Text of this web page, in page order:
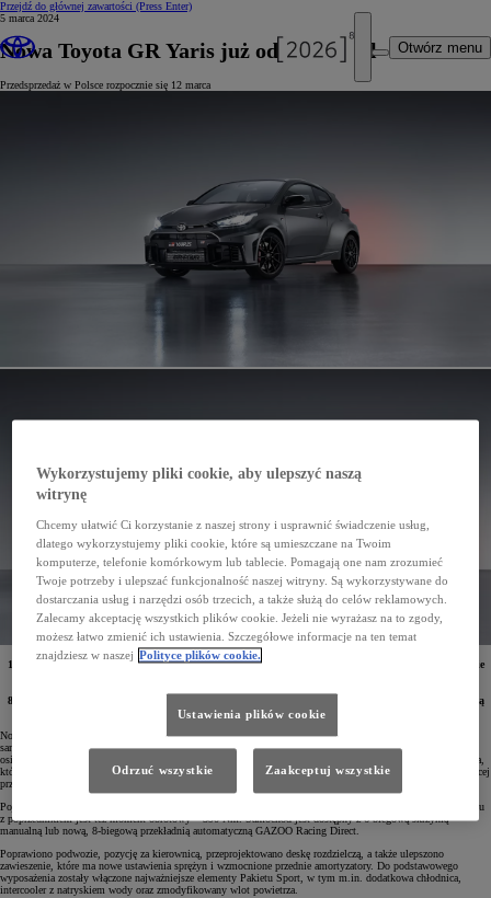
Przejdź do głównej zawartości (Press Enter)
Otwórz menu
5 marca 2024
Nowa Toyota GR Yaris już od 214 900 zł
Przedsprzedaż w Polsce rozpocznie się 12 marca
12 marca 2024 roku w Polsce rozpocznie się przedsprzedaż nowej Toyoty GR Yaris. Samochód będzie
8-biegową przekładnią automatyczną GAZOO Racing Direct. Ceny sportowego modelu rozpoczynają
się od 214 900 zł.
Nowa odsłona Toyoty GR Yaris jest następcą modelu, który odniósł spektakularny sukces na rynku
samochodów sportowych. Inżynierowie TOYOTA GAZOO Racing nie zatrzymali się jednak na tym
osiągnięciu. Po konsultacjach z kierowcami rajdowymi i wyścigowymi wprowadzili do hot hatcha ulepszenia,
które sprawiły, że GR Yaris stał się jeszcze mocniejszy, jeszcze lepszy w prowadzeniu oraz dający jeszcze więcej
przyjemności z jazdy.
Pojazd wyposażono w 3-cylindrowy silnik 1.6 z turbodoładowaniem o mocy 280 KM. Wyższy w porównaniu
z poprzednikiem jest też moment obrotowy – 390 Nm. Samochód jest dostępny z 6-biegową skrzynią
manualną lub nową, 8-biegową przekładnią automatyczną GAZOO Racing Direct.
Poprawiono podwozie, pozycję za kierownicą, przeprojektowano deskę rozdzielczą, a także ulepszono
zawieszenie, które ma nowe ustawienia sprężyn i wzmocnione przednie amortyzatory. Do podstawowego
wyposażenia zostały włączone najważniejsze elementy Pakietu Sport, w tym m.in. dodatkowa chłodnica,
intercooler z natryskiem wody oraz zmodyfikowany wlot powietrza.
Wykorzystujemy pliki cookie, aby ulepszyć naszą
witrynę
Chcemy ułatwić Ci korzystanie z naszej strony i usprawnić świadczenie usług,
dlatego wykorzystujemy pliki cookie, które są umieszczane na Twoim
komputerze, telefonie komórkowym lub tablecie. Pomagają one nam zrozumieć
Twoje potrzeby i ulepszać funkcjonalność naszej witryny. Są wykorzystywane do
dostarczania usług i narzędzi osób trzecich, a także służą do celów reklamowych.
Zalecamy akceptację wszystkich plików cookie. Jeżeli nie wyrażasz na to zgody,
możesz łatwo zmienić ich ustawienia. Szczegółowe informacje na ten temat
znajdziesz w naszej Polityce plików cookie.
Ustawienia plików cookie
Odrzuć wszystkie Zaakceptuj wszystkie